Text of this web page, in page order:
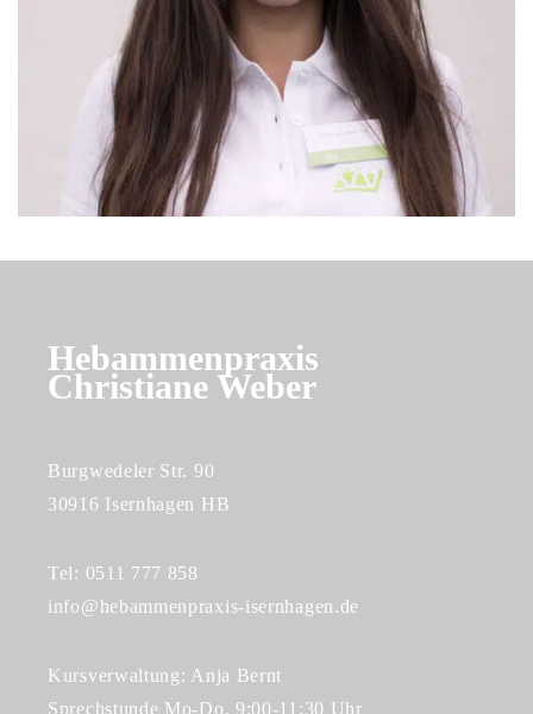
Hebammenpraxis
Christiane Weber
Burgwedeler Str. 90
30916 Isernhagen HB
Tel: 0511 777 858
info@hebammenpraxis-isernhagen.de
Kursverwaltung: Anja Bernt
Sprechstunde Mo-Do, 9:00-11:30 Uhr